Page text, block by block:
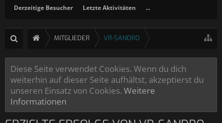
Derzeitige Besucher Letzte Aktivitäten ...
MITGLIEDER VR-SANDRO
Diese Seite verwendet Cookies. Wenn du dich
weiterhin auf dieser Seite aufhältst, akzeptierst du
unseren Einsatz von Cookies. Weitere
Informationen